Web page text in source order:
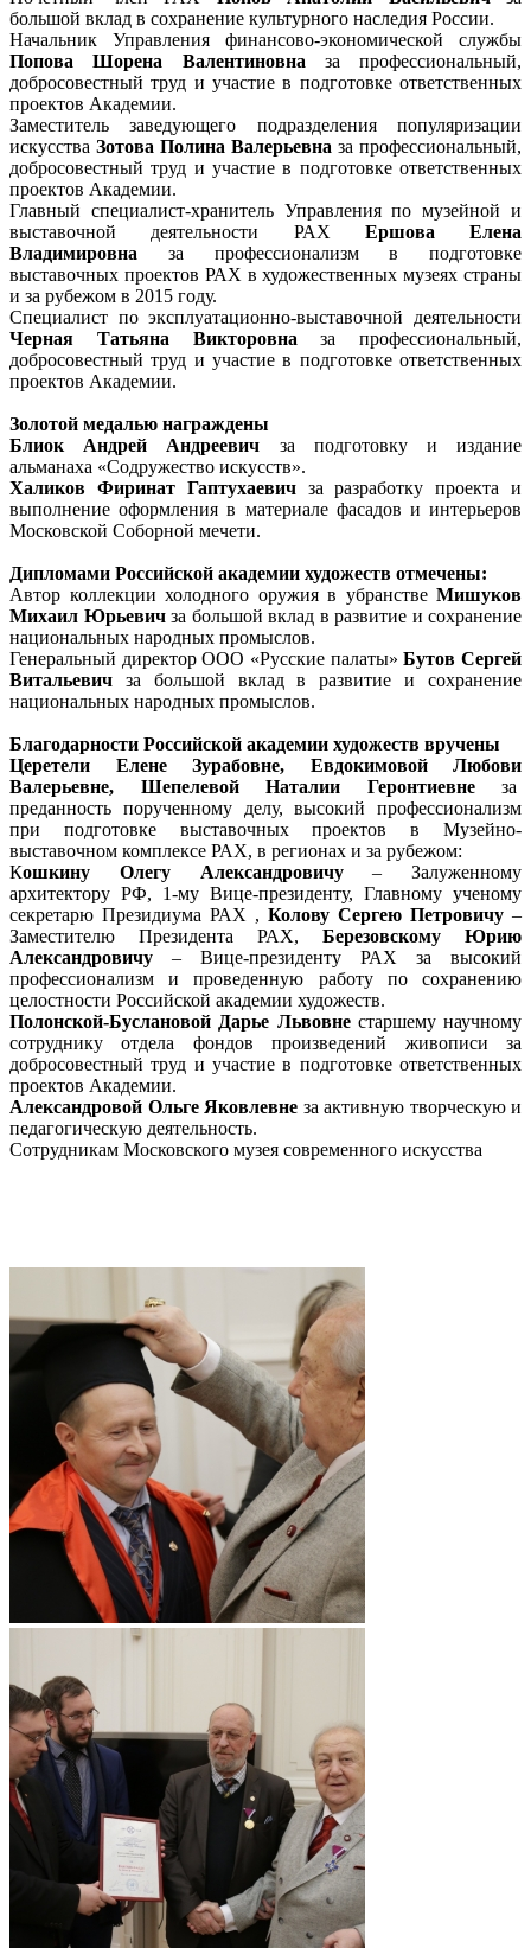
большой вклад в сохранение культурного наследия России.
Начальник Управления финансово-экономической службы
Попова Шорена Валентиновна за профессиональный,
добросовестный труд и участие в подготовке ответственных
проектов Академии.
Заместитель заведующего подразделения популяризации
искусства Зотова Полина Валерьевна за профессиональный,
добросовестный труд и участие в подготовке ответственных
проектов Академии.
Главный специалист-хранитель Управления по музейной и
выставочной деятельности РАХ Ершова Елена
Владимировна за профессионализм в подготовке
выставочных проектов РАХ в художественных музеях страны
и за рубежом в 2015 году.
Специалист по эксплуатационно-выставочной деятельности
Черная Татьяна Викторовна за профессиональный,
добросовестный труд и участие в подготовке ответственных
проектов Академии.
Золотой медалью награждены
Блиок Андрей Андреевич за подготовку и издание
альманаха «Содружество искусств».
Халиков Фиринат Гаптухаевичза разработку проекта и
выполнение оформления в материале фасадов и интерьеров
Московской Соборной мечети.
Дипломами Российской академии художеств отмечены:
Автор коллекции холодного оружия в убранствеМишуков
Михаил Юрьевич за большой вклад в развитие и сохранение
национальных народных промыслов.
Генеральный директор ООО «Русские палаты»Бутов Сергей
Витальевич за большой вклад в развитие и сохранение
национальных народных промыслов.
Благодарности Российской академии художеств вручены
Церетели Елене Зурабовне, Евдокимовой Любови
Валерьевне, Шепелевой Наталии Геронтиевне за
преданность порученному делу, высокий профессионализм
при подготовке выставочных проектов в Музейно-
выставочном комплексе РАХ, в регионах и за рубежом:
Кошкину Олегу Александровичу– Залуженному
архитектору РФ, 1-му Вице-президенту, Главному ученому
секретарю Президиума РАХ , Колову Сергею Петровичу –
Заместителю Президента РАХ, Березовскому Юрию
Александровичу – Вице-президенту РАХ за высокий
профессионализм и проведенную работу по сохранению
целостности Российской академии художеств.
Полонской-Буслановой Дарье Львовнестаршему научному
сотруднику отдела фондов произведений живописи за
добросовестный труд и участие в подготовке ответственных
проектов Академии.
Александровой Ольге Яковлевне за активную творческую и
педагогическую деятельность.
Сотрудникам Московского музея современного искусства